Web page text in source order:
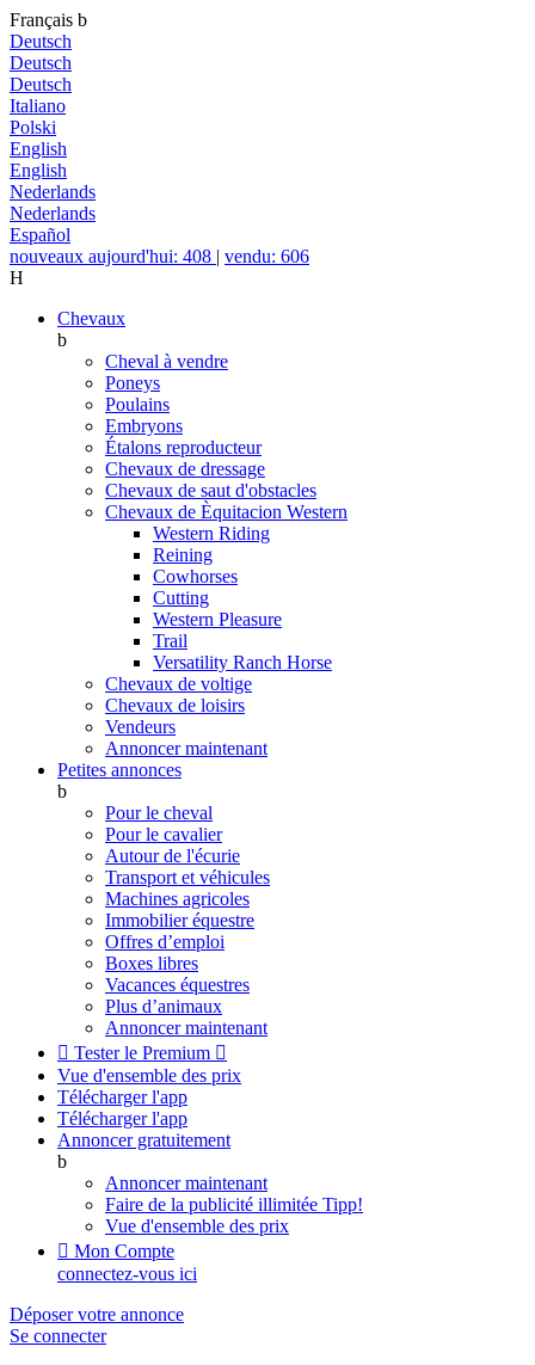
Français b
Deutsch
Deutsch
Deutsch
Italiano
Polski
English
English
Nederlands
Nederlands
Español
nouveaux aujourd'hui: 408 | vendu: 606
H
Chevaux
b
Cheval à vendre
Poneys
Poulains
Embryons
Étalons reproducteur
Chevaux de dressage
Chevaux de saut d'obstacles
Chevaux de Èquitacion Western
Western Riding
Reining
Cowhorses
Cutting
Western Pleasure
Trail
Versatility Ranch Horse
Chevaux de voltige
Chevaux de loisirs
Vendeurs
Annoncer maintenant
Petites annonces
b
Pour le cheval
Pour le cavalier
Autour de l'écurie
Transport et véhicules
Machines agricoles
Immobilier équestre
Offres d’emploi
Boxes libres
Vacances équestres
Plus d’animaux
Annoncer maintenant
 Tester le Premium 
Vue d'ensemble des prix
Télécharger l'app
Télécharger l'app
Annoncer gratuitement
b
Annoncer maintenant
Faire de la publicité illimitée Tipp!
Vue d'ensemble des prix
 Mon Compte
connectez-vous ici
Déposer votre annonce
Se connecter